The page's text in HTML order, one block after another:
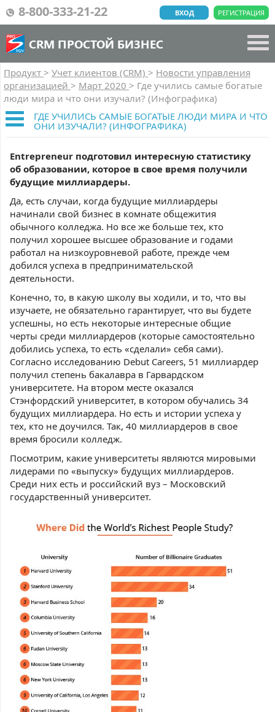
8-800-333-21-22 РЕГИСТРАЦИЯ
ВХОД
CRM ПРОСТОЙ БИЗНЕС
Продукт > Учет клиентов (CRM) > Новости управления
организацией > Март 2020 > Где учились самые богатые
люди мира и что они изучали? (Инфографика)
ГДЕ УЧИЛИСЬ САМЫЕ БОГАТЫЕ ЛЮДИ МИРА И ЧТО
ОНИ ИЗУЧАЛИ? (ИНФОГРАФИКА)
Entrepreneur подготовил интересную статистику
об образовании, которое в свое время получили
будущие миллиардеры.
Да, есть случаи, когда будущие миллиардеры
начинали свой бизнес в комнате общежития
обычного колледжа. Но все же больше тех, кто
получил хорошее высшее образование и годами
работал на низкоуровневой работе, прежде чем
добился успеха в предпринимательской
деятельности.
Конечно, то, в какую школу вы ходили, и то, что вы
изучаете, не обязательно гарантирует, что вы будете
успешны, но есть некоторые интересные общие
черты среди миллиардеров (которые самостоятельно
добились успеха, то есть «сделали» себя сами).
Согласно исследованию Debut Careers, 51 миллиардер
получил степень бакалавра в Гарвардском
университете. На втором месте оказался
Стэнфордский университет, в котором обучались 34
будущих миллиардера. Но есть и истории успеха у
тех, кто не доучился. Так, 40 миллиардеров в свое
время бросили колледж.
Посмотрим, какие университеты являются мировыми
лидерами по «выпуску» будущих миллиардеров.
Среди них есть и российский вуз – Московский
государственный университет.